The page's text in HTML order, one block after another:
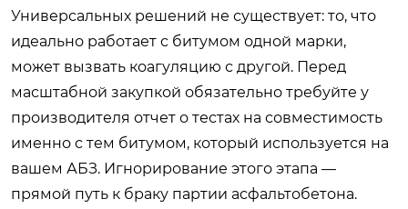
Универсальных решений не существует: то, что
идеально работает с битумом одной марки,
может вызвать коагуляцию с другой. Перед
масштабной закупкой обязательно требуйте у
производителя отчет о тестах на совместимость
именно с тем битумом, который используется на
вашем АБЗ. Игнорирование этого этапа —
прямой путь к браку партии асфальтобетона.